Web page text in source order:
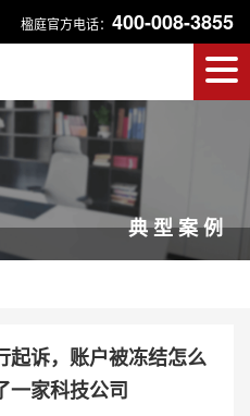
楹庭官方电话： 400-008-3855
典型案例
起诉，账户被冻结怎么
一家科技公司